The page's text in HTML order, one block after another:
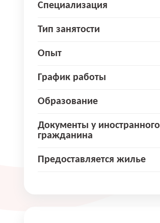
Специализация
Тип занятости
Опыт
График работы
Образование
Документы у иностранного
гражданина
Предоставляется жилье